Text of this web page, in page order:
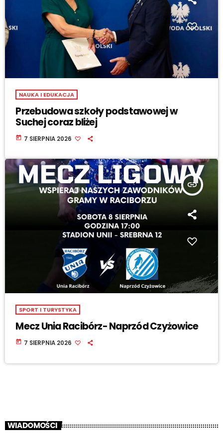
NAUKA I EDUKACJA
Przebudowa szkoły podstawowej w
Suchej coraz bliżej
today 7 SIERPNIA 2026
insert_link
SPORT I TURYSTYKA
Mecz Unia Racibórz- Naprzód Czyżowice
today 7 SIERPNIA 2026
WIADOMOŚCI